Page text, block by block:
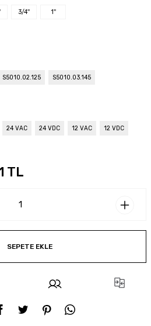
3/4'' 1''
S5010.02.125 S5010.03.145
24 VAC 24 VDC 12 VAC 12 VDC
TL
SEPETE EKLE